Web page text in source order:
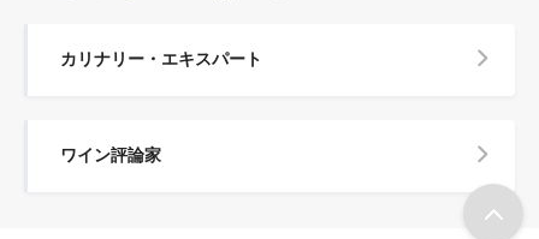
カリナリー・エキスパート
ワイン評論家